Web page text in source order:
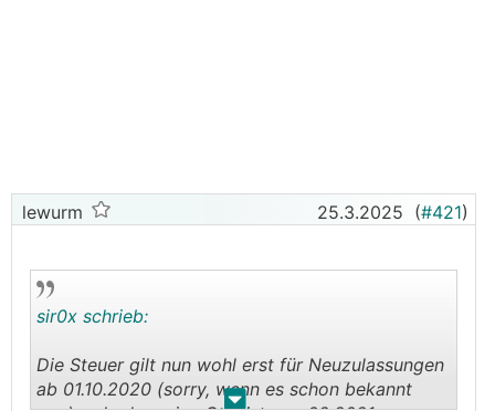
lewurm 25.3.2025 (#421)
. .
sir0x schrieb:
Die Steuer gilt nun wohl erst für Neuzulassungen
ab 01.10.2020 (sorry, wenn es schon bekannt